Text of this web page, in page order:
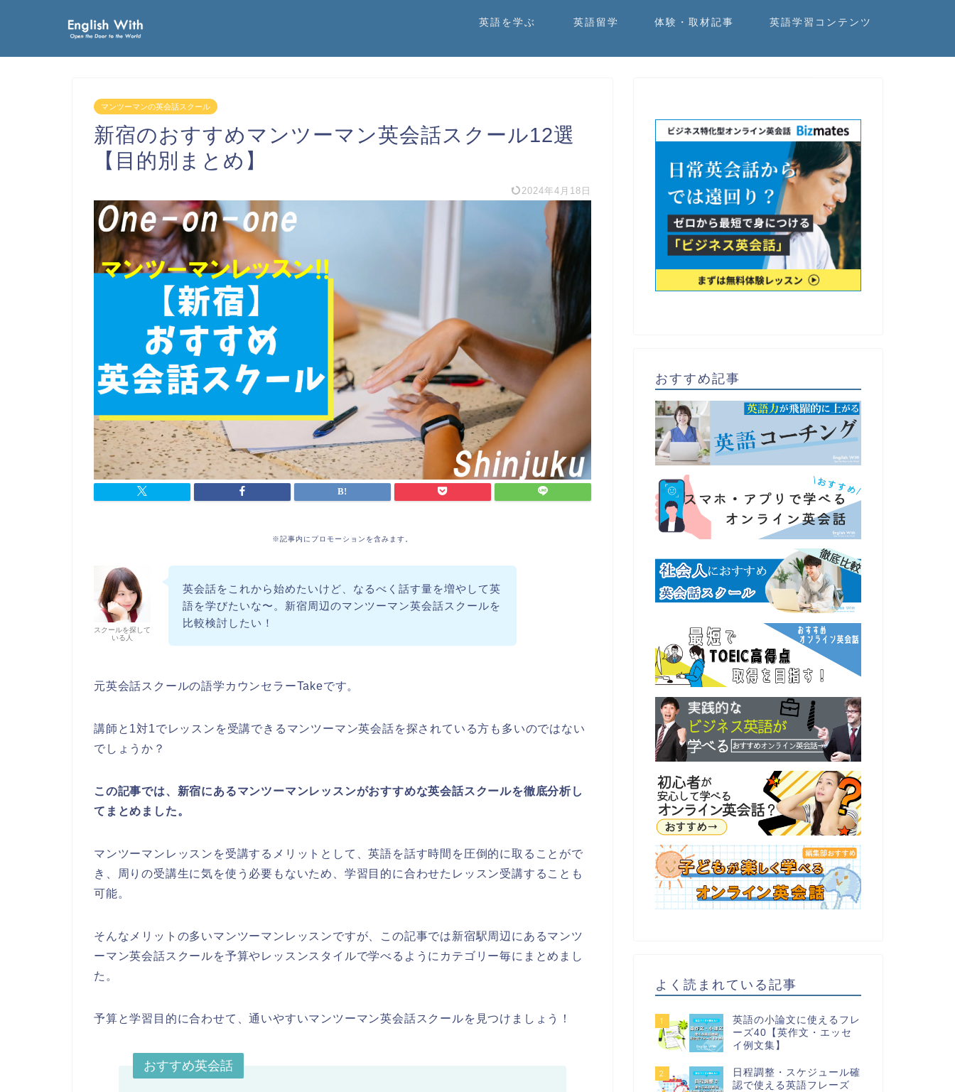
英語を学ぶ 英語留学 体験・取材記事 英語学習コンテンツ
マンツーマンの英会話スクール
新宿のおすすめマンツーマン英会話スクール12選
【目的別まとめ】
2024年4月18日
※記事内にプロモーションを含みます。
スクールを探して
いる人
英会話をこれから始めたいけど、なるべく話す量を増やして英
語を学びたいな〜。新宿周辺のマンツーマン英会話スクールを
比較検討したい！
元英会話スクールの語学カウンセラーTakeです。
講師と1対1でレッスンを受講できるマンツーマン英会話を探されている方も多いのではない
でしょうか？
この記事では、新宿にあるマンツーマンレッスンがおすすめな英会話スクールを徹底分析し
てまとめました。
マンツーマンレッスンを受講するメリットとして、英語を話す時間を圧倒的に取ることがで
き、周りの受講生に気を使う必要もないため、学習目的に合わせたレッスン受講することも
可能。
そんなメリットの多いマンツーマンレッスンですが、この記事では新宿駅周辺にあるマンツ
ーマン英会話スクールを予算やレッスンスタイルで学べるようにカテゴリー毎にまとめまし
た。
予算と学習目的に合わせて、通いやすいマンツーマン英会話スクールを見つけましょう！
おすすめ英会話
おすすめ記事
よく読まれている記事
1
英語の小論文に使えるフレ
ーズ40【英作文・エッセ
イ例文集】
2
日程調整・スケジュール確
認で使える英語フレーズ